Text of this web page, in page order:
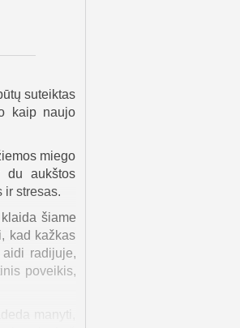
suteiktas
kaip naujo
miego
du aukštos
ir stresas.
šiame
kad kažkas
radijuje,
poveikis,
manyti,